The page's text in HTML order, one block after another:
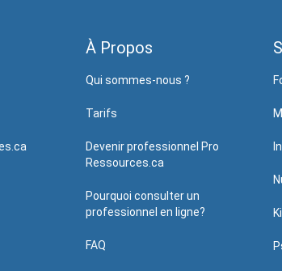
À Propos
Qui sommes-nous ?
Tarifs
Devenir professionnel Pro
Ressources.ca
Pourquoi consulter un
professionnel en ligne?
FAQ